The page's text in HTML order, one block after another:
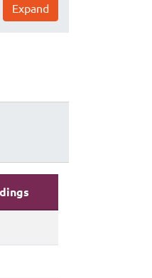
Expand